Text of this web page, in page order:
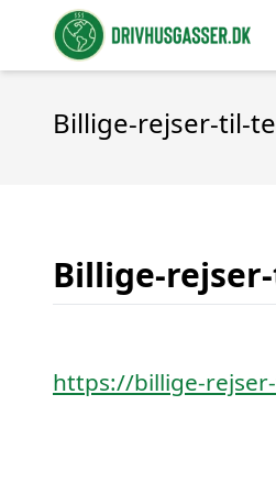
Billige-rejser-til-
Billige-
https://billige-